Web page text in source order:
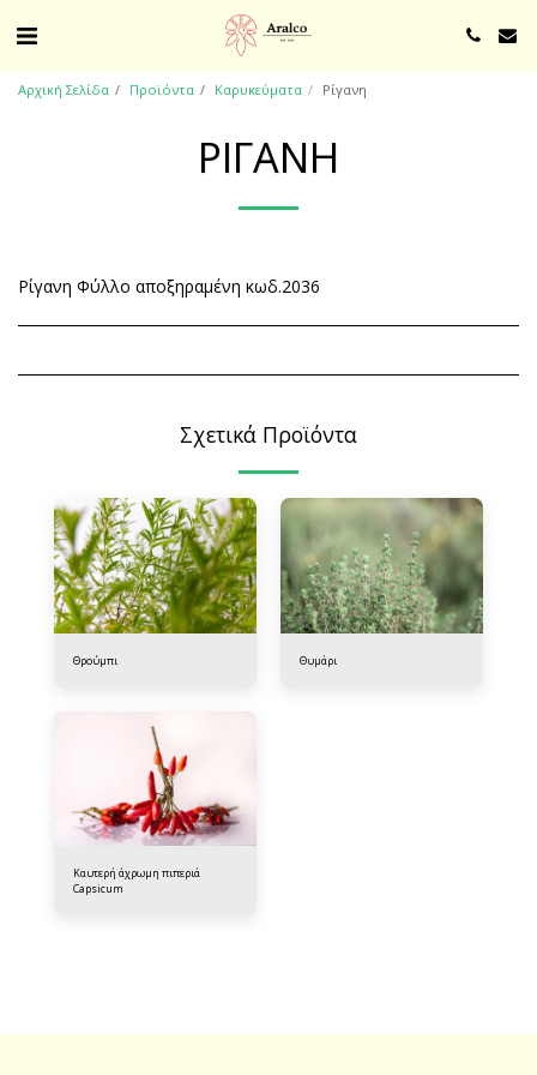
Αρχική Σελίδα Προϊόντα Καρυκεύματα Ρίγανη
ΡΊΓΑΝΗ
Ρίγανη Φύλλο αποξηραμένη κωδ.2036
Σχετικά Προϊόντα
Θρούμπι Θυμάρι
Καυτερή άχρωμη πιπεριά
Capsicum